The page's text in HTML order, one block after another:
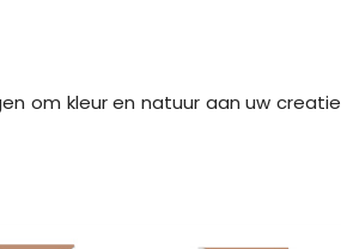
om kleur en natuur aan uw creatie